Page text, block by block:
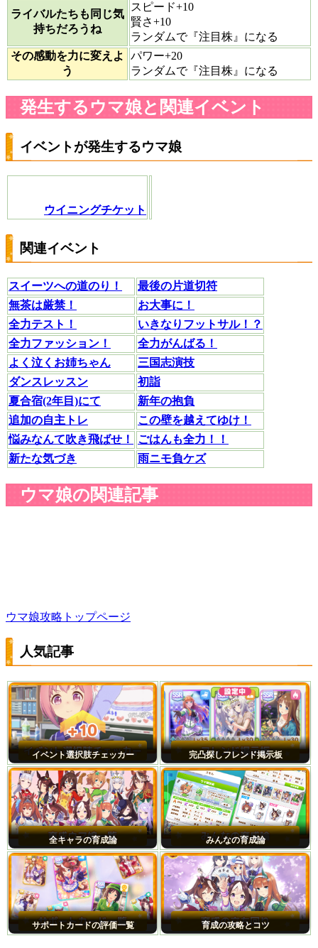
ライバルたちも同じ気
持ちだろうね
スピード+10
賢さ+10
ランダムで『注目株』になる
その感動を力に変えよ
う
パワー+20
ランダムで『注目株』になる
発生するウマ娘と関連イベント
イベントが発生するウマ娘
ウイニングチケット
関連イベント
スイーツへの道のり！
最後の片道切符
無茶は厳禁！
お大事に！
全力テスト！
いきなりフットサル！？
全力ファッション！
全力がんばる！
よく泣くお姉ちゃん
三国志演技
ダンスレッスン
初詣
夏合宿(2年目)にて
新年の抱負
追加の自主トレ
この壁を越えてゆけ！
悩みなんて吹き飛ばせ！
ごはんも全力！！
新たな気づき
雨ニモ負ケズ
ウマ娘の関連記事
ウマ娘攻略トップページ
人気記事
イベント選択肢チェッカー 完凸探しフレンド掲示板
全キャラの育成論 みんなの育成論
サポートカードの評価一覧 育成の攻略とコツ